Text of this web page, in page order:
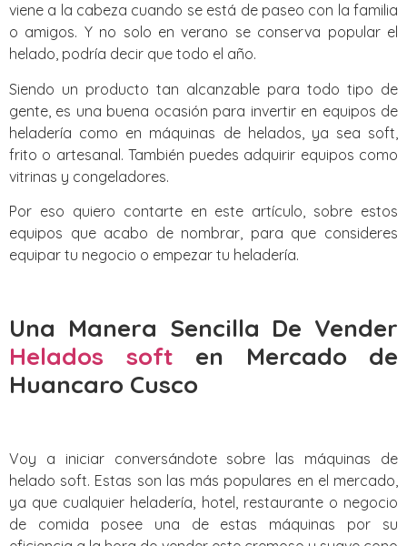
viene a la cabeza cuando se está de paseo con la familia
o amigos. Y no solo en verano se conserva popular el
helado, podría decir que todo el año.
Siendo un producto tan alcanzable para todo tipo de
gente, es una buena ocasión para invertir en equipos de
heladería como en máquinas de helados, ya sea soft,
frito o artesanal. También puedes adquirir equipos como
vitrinas y congeladores.
Por eso quiero contarte en este artículo, sobre estos
equipos que acabo de nombrar, para que consideres
equipar tu negocio o empezar tu heladería.
Una Manera Sencilla De Vender
Helados soft en Mercado de
Huancaro Cusco
Voy a iniciar conversándote sobre las máquinas de
helado soft. Estas son las más populares en el mercado,
ya que cualquier heladería, hotel, restaurante o negocio
de comida posee una de estas máquinas por su